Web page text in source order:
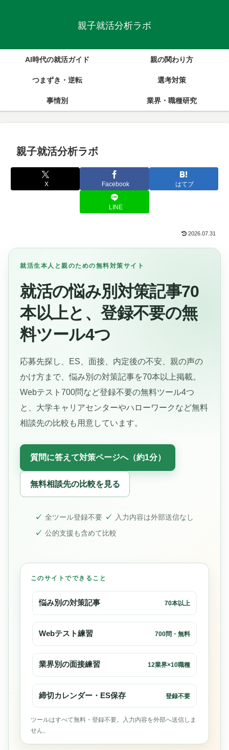
親子就活分析ラボ
AI時代の就活ガイド 親の関わり方
つまずき・逆転 選考対策
事情別 業界・職種研究
親子就活分析ラボ
X Facebook はてブ
LINE
2026.07.31
就活生本人と親のための無料対策サイト
就活の悩み別対策記事70
本以上と、登録不要の無
料ツール4つ
応募先探し、ES、面接、内定後の不安、親の声の
かけ方まで、悩み別の対策記事を70本以上掲載。
Webテスト700問など登録不要の無料ツール4つ
と、大学キャリアセンターやハローワークなど無料
相談先の比較も用意しています。
質問に答えて対策ページへ（約1分）
無料相談先の比較を見る
全ツール登録不要
入力内容は外部送信なし
公的支援も含めて比較
このサイトでできること
悩み別の対策記事 70本以上
Webテスト練習 700問・無料
業界別の面接練習 12業界×10職種
締切カレンダー・ES保存 登録不要
ツールはすべて無料・登録不要。入力内容を外部へ送信しま
せん。